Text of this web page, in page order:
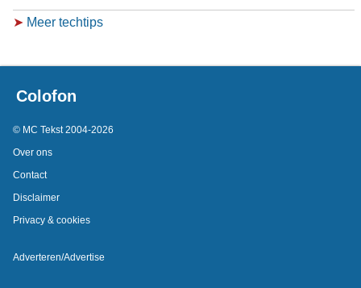
➤ Meer techtips
Colofon
© MC Tekst 2004-2026
Over ons
Contact
Disclaimer
Privacy & cookies
Adverteren/Advertise